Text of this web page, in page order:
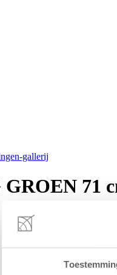
gallerij
71